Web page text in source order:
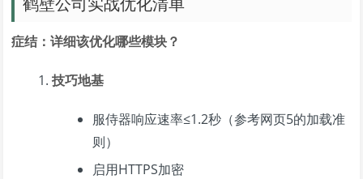
症结：详细该优化哪些模块？
技巧地基
服侍器响应速率≤1.2秒（参考网页5的加载准
则）
启用HTTPS加密